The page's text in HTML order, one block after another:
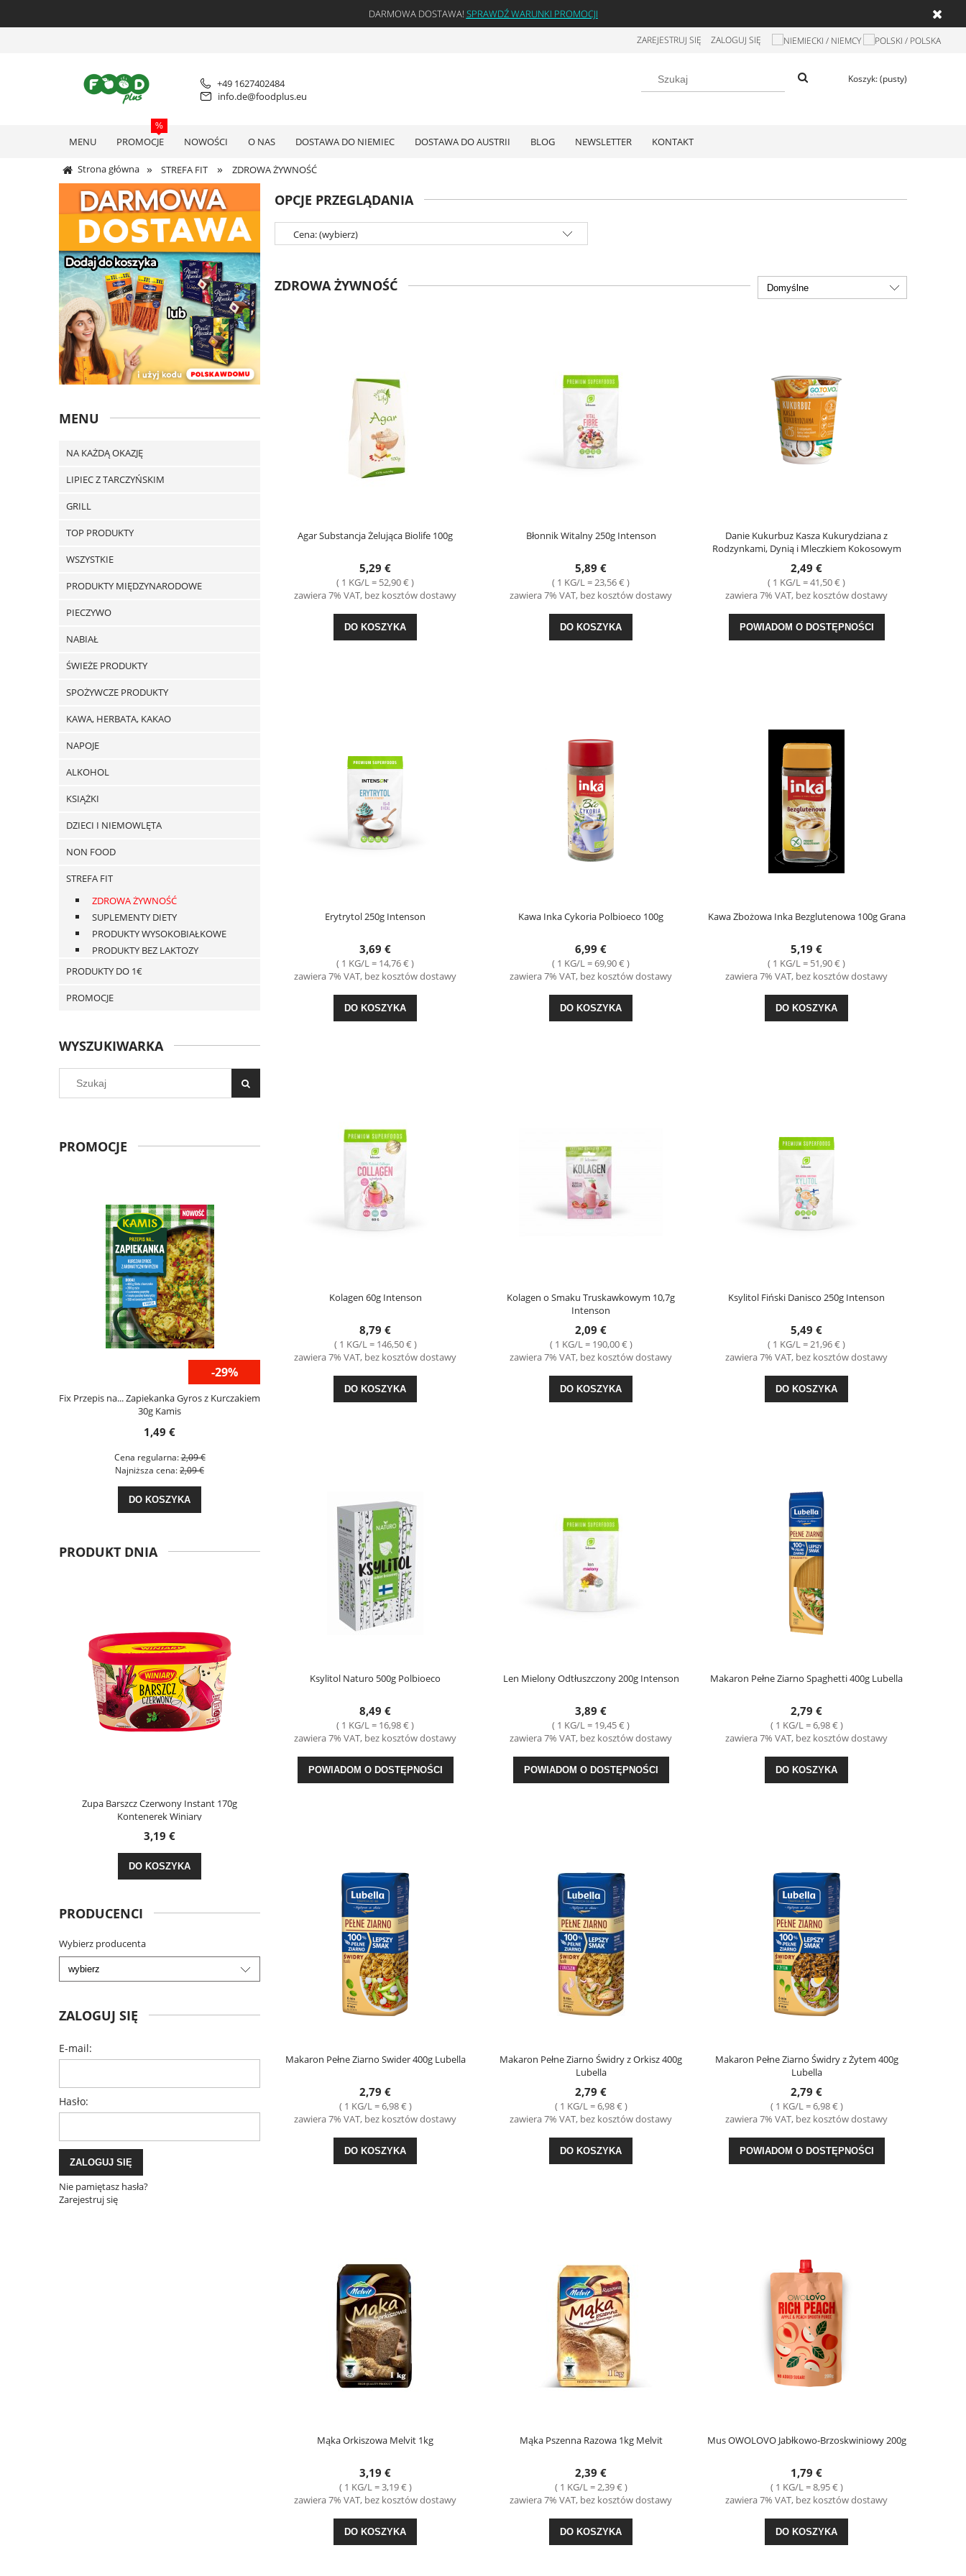
DARMOWA DOSTAWA! SPRAWDŹ WARUNKI PROMOCJI
ZAREJESTRUJ SIĘ ZALOGUJ SIĘ
+49 1627402484
info.de@foodplus.eu
Koszyk:(pusty)
MENU PROMOCJE NOWOŚCI O NAS DOSTAWA DO NIEMIEC DOSTAWA DO AUSTRII BLOG NEWSLETTER KONTAKT
Strona główna » STREFA FIT » ZDROWA ŻYWNOŚĆ
MENU
NA KAŻDĄ OKAZJĘ
LIPIEC Z TARCZYŃSKIM
GRILL
TOP PRODUKTY
WSZYSTKIE
PRODUKTY MIĘDZYNARODOWE
PIECZYWO
NABIAŁ
ŚWIEŻE PRODUKTY
SPOŻYWCZE PRODUKTY
KAWA, HERBATA, KAKAO
NAPOJE
ALKOHOL
KSIĄŻKI
DZIECI I NIEMOWLĘTA
NON FOOD
STREFA FIT
ZDROWA ŻYWNOŚĆ
SUPLEMENTY DIETY
PRODUKTY WYSOKOBIAŁKOWE
PRODUKTY BEZ LAKTOZY
PRODUKTY DO 1€
PROMOCJE
WYSZUKIWARKA
PROMOCJE
-29%
Fix Przepis na... Zapiekanka Gyros z Kurczakiem
30g Kamis
1,49 €
Cena regularna:2,09 €
Najniższa cena:2,09 €
DO KOSZYKA
-29%
DO KOSZYKA
-27% -24%
DO KOSZYKA
PRODUKT DNIA
Zupa Barszcz Czerwony Instant 170g
Kontenerek Winiary
3,19 €
DO KOSZYKA
PRODUCENCI
Wybierz producenta
ZALOGUJ SIĘ
E-mail:
Hasło:
ZALOGUJ SIĘ
Nie pamiętasz hasła?
Zarejestruj się
OPCJE PRZEGLĄDANIA
Cena: (wybierz)
ZDROWA ŻYWNOŚĆ
Agar Substancja Żelująca Biolife 100g
5,29 €
( 1 KG/L = 52,90 € )
zawiera 7% VAT, bez kosztów dostawy
DO KOSZYKA
Błonnik Witalny 250g Intenson
5,89 €
( 1 KG/L = 23,56 € )
zawiera 7% VAT, bez kosztów dostawy
DO KOSZYKA
Danie Kukurbuz Kasza Kukurydziana z
Rodzynkami, Dynią i Mleczkiem Kokosowym
60g GO.TO.VO.
2,49 €
( 1 KG/L = 41,50 € )
zawiera 7% VAT, bez kosztów dostawy
POWIADOM O DOSTĘPNOŚCI
Erytrytol 250g Intenson
3,69 €
( 1 KG/L = 14,76 € )
zawiera 7% VAT, bez kosztów dostawy
DO KOSZYKA
Kawa Inka Cykoria Polbioeco 100g
6,99 €
( 1 KG/L = 69,90 € )
zawiera 7% VAT, bez kosztów dostawy
DO KOSZYKA
Kawa Zbożowa Inka Bezglutenowa 100g Grana
5,19 €
( 1 KG/L = 51,90 € )
zawiera 7% VAT, bez kosztów dostawy
DO KOSZYKA
Kolagen 60g Intenson
8,79 €
( 1 KG/L = 146,50 € )
zawiera 7% VAT, bez kosztów dostawy
DO KOSZYKA
Kolagen o Smaku Truskawkowym 10,7g
Intenson
2,09 €
( 1 KG/L = 190,00 € )
zawiera 7% VAT, bez kosztów dostawy
DO KOSZYKA
Ksylitol Fiński Danisco 250g Intenson
5,49 €
( 1 KG/L = 21,96 € )
zawiera 7% VAT, bez kosztów dostawy
DO KOSZYKA
Ksylitol Naturo 500g Polbioeco
8,49 €
( 1 KG/L = 16,98 € )
zawiera 7% VAT, bez kosztów dostawy
POWIADOM O DOSTĘPNOŚCI
Len Mielony Odtłuszczony 200g Intenson
3,89 €
( 1 KG/L = 19,45 € )
zawiera 7% VAT, bez kosztów dostawy
POWIADOM O DOSTĘPNOŚCI
Makaron Pełne Ziarno Spaghetti 400g Lubella
2,79 €
( 1 KG/L = 6,98 € )
zawiera 7% VAT, bez kosztów dostawy
DO KOSZYKA
Makaron Pełne Ziarno Swider 400g Lubella
2,79 €
( 1 KG/L = 6,98 € )
zawiera 7% VAT, bez kosztów dostawy
DO KOSZYKA
Makaron Pełne Ziarno Świdry z Orkisz 400g
Lubella
2,79 €
( 1 KG/L = 6,98 € )
zawiera 7% VAT, bez kosztów dostawy
DO KOSZYKA
Makaron Pełne Ziarno Świdry z Żytem 400g
Lubella
2,79 €
( 1 KG/L = 6,98 € )
zawiera 7% VAT, bez kosztów dostawy
POWIADOM O DOSTĘPNOŚCI
Mąka Orkiszowa Melvit 1kg
3,19 €
( 1 KG/L = 3,19 € )
zawiera 7% VAT, bez kosztów dostawy
DO KOSZYKA
Mąka Pszenna Razowa 1kg Melvit
2,39 €
( 1 KG/L = 2,39 € )
zawiera 7% VAT, bez kosztów dostawy
DO KOSZYKA
Mus OWOLOVO Jabłkowo-Brzoskwiniowy 200g
1,79 €
( 1 KG/L = 8,95 € )
zawiera 7% VAT, bez kosztów dostawy
DO KOSZYKA